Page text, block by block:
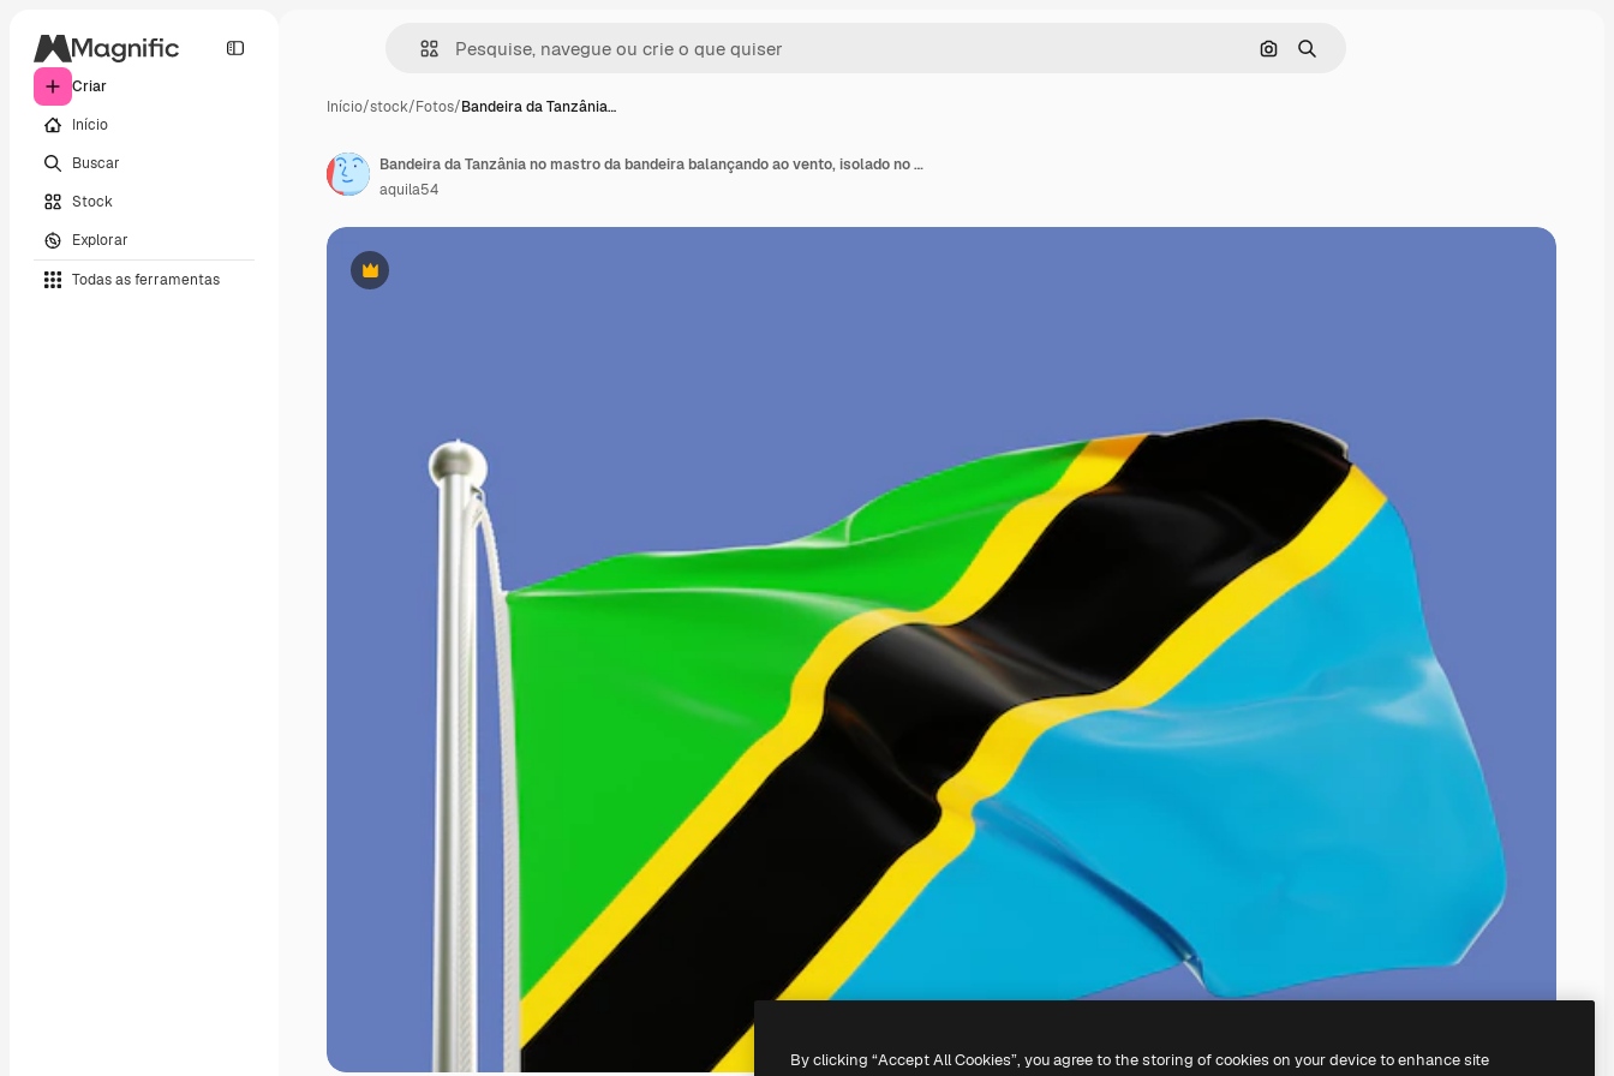
Criar
Início
Buscar
Stock
Explorar
Todas as ferramentas
Pesquisar por imagem
Buscar
Início/stock/Fotos/Bandeira da Tanzânia…
Premium
Bandeira da Tanzânia no mastro da bandeira balançando ao vento, isolado no fundo do céu azul
aquila54
By clicking “Accept All Cookies”, you agree to the storing of cookies on your device to enhance site